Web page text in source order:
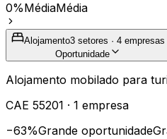
0%MédiaMédia
Alojamento3 setores · 4 empresas
Oportunidade
Alojamento mobilado para
CAE 55201 · 1 empresa
−63%Grande oportunidade